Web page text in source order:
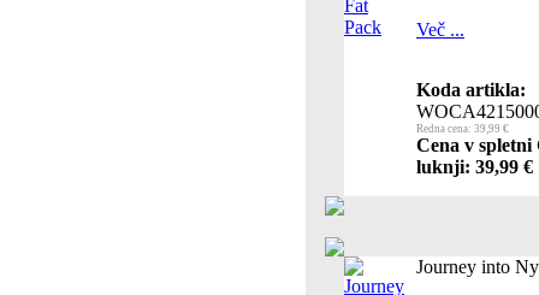
Več ...
Koda artikla:
Redna cena: 39,99 €
Cena v
luknji: 39,99 €
Journey into